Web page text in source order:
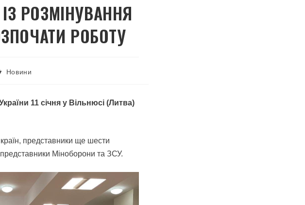
РОЗМІНУВАННЯ
РОБОТУ
Новини
11 січня у Вільнюсі (Литва)
країн, представники ще шести
Міноборони та ЗСУ.